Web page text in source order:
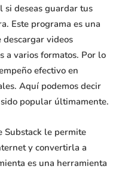
si deseas guardar tus
Este programa es una
videos
a varios formatos. Por lo
efectivo en
Aquí podemos decir
popular últimamente.
Substack le permite
y convertirla a
es una herramienta